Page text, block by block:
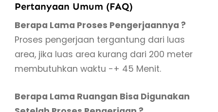
Pertanyaan Umum (FAQ)
Berapa Lama Proses Pengerjaannya ?
Proses pengerjaan tergantung dari luas
area, jika luas area kurang dari 200 meter
membutuhkan waktu -+ 45 Menit.
Berapa Lama Ruangan Bisa Digunakan